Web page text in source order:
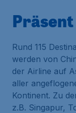
Rund 115
werden von
der Airline auf
aller
Kontinent. Zu
z.B. Singapur,